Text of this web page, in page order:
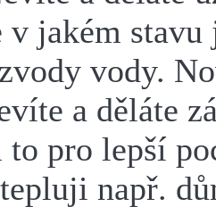
jakém stavu
vody.
a děláte
to pro lepší
např.